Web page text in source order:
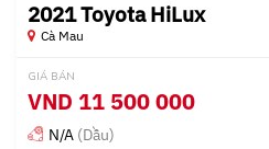
2021 Toyota HiLux
Cà Mau
GIÁ BÁN
VND 11 500 000
N/A (Dầu)